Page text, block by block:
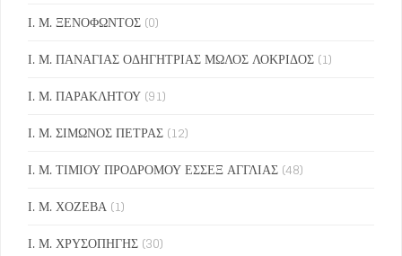
Ι. Μ. ΞΕΝΟΦΩΝΤΟΣ (0)
Ι. Μ. ΠΑΝΑΓΙΑΣ ΟΔΗΓΗΤΡΙΑΣ ΜΩΛΟΣ ΛΟΚΡΙΔΟΣ (1)
Ι. Μ. ΠΑΡΑΚΛΗΤΟΥ (91)
Ι. Μ. ΣΙΜΩΝΟΣ ΠΕΤΡΑΣ (12)
Ι. Μ. ΤΙΜΙΟΥ ΠΡΟΔΡΟΜΟΥ ΕΣΣΕΞ ΑΓΓΛΙΑΣ (48)
Ι. Μ. ΧΟΖΕΒΑ (1)
Ι. Μ. ΧΡΥΣΟΠΗΓΗΣ (30)